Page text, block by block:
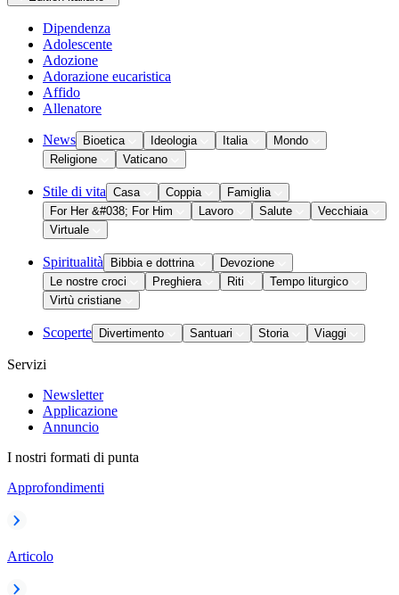
Dipendenza
Adolescente
Adozione
Adorazione eucaristica
Affido
Allenatore
News Bioetica Ideologia Italia
Mondo
Religione
Vaticano
Stile di vita Casa Coppia
Famiglia
For Her &#038; For Him
Lavoro Salute
Vecchiaia
Virtuale
Spiritualità Bibbia e dottrina
Devozione
Le nostre croci
Preghiera Riti
Tempo liturgico
Virtù cristiane
Scoperte Divertimento Santuari Storia Viaggi
Servizi
Newsletter
Applicazione
Annuncio
I nostri formati di punta
Approfondimenti
Articolo